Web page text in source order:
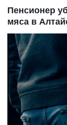
Пенсионер
мяса в